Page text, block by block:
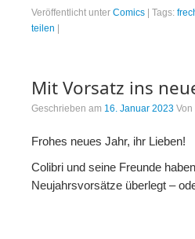
Veröffentlicht unter Comics | Tags:
teilen |
Mit Vorsatz ins
Geschrieben am 16. Januar 2023 Von
Frohes neues Jahr, ihr Lieben!
Colibri und seine Freunde
Neujahrsvorsätze überlegt –